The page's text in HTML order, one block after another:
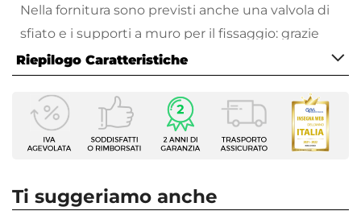
Nella fornitura sono previsti anche una valvola di
sfiato e i supporti a muro per il fissaggio: grazie
alle sueforme geometriche e regolari, il
termoarredo rappresenta la scelta migliore per
creare il calore ideale negli ambienti,
mantenendo inalterato lo stile presente nella
stanza o nel bagno.
per il proprio ambiente interno è opportuno
Riepilogo Caratteristiche
Caratteristiche
Tipologia
Termoarredo idraulico
Ti suggeriamo anche